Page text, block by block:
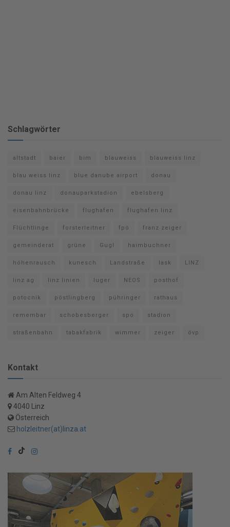
Schlagwörter
altstadt baier bim blauweiss blauweiss linz
blau weiss linz blue danube airport donau
donau linz donauparkstadion ebelsberg
eisenbahnbrücke flughafen flughafen linz
Flüchtlinge forsterleitner fpö franz zeiger
gemeinderat grüne Gugl haimbuchner
höhenrausch kunesch Landstraße lask LINZ
linz ag linz linien luger NEOS posthof
potocnik pöstlingberg pühringer rathaus
remembar schobesberger spö stadion
straßenbahn tabakfabrik wimmer zeiger övp
Kontakt
Am Alten Feldweg 4
4040 Linz
Österreich
holzleitner(at)linza.at